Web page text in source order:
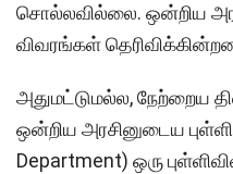
சொல்லவில்லை. ஒன்றிய
விவரங்கள்
அதுமட்டுமல்ல, நேற்றைய
ஒன்றிய அரசினுடைய
Department) ஒரு